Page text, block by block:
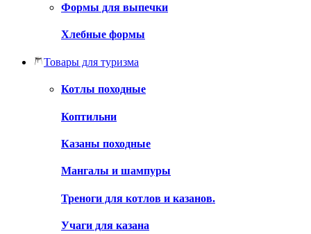
Формы для выпечки
Хлебные формы
Товары для туризма
Котлы походные
Коптильни
Казаны походные
Мангалы и шампуры
Треноги для котлов и казанов.
Учаги для казана